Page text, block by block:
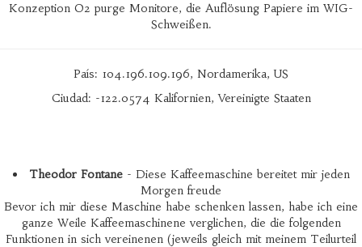
Konzeption O2 purge Monitore, die Auflösung Papiere im WIG-
Schweißen.
País: 104.196.109.196, Nordamerika, US
Ciudad: -122.0574 Kalifornien, Vereinigte Staaten
Theodor Fontane- Diese Kaffeemaschine bereitet mir jeden
Morgen freude
Bevor ich mir diese Maschine habe schenken lassen, habe ich eine
ganze Weile Kaffeemaschinene verglichen, die die folgenden
Funktionen in sich vereinenen (jeweils gleich mit meinem Teilurteil